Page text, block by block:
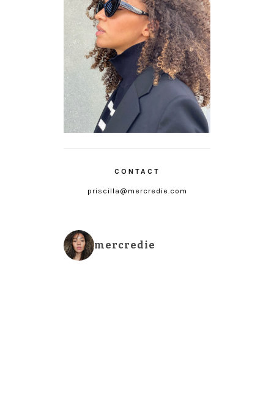
CONTACT
priscilla@mercredie.com
mercredie